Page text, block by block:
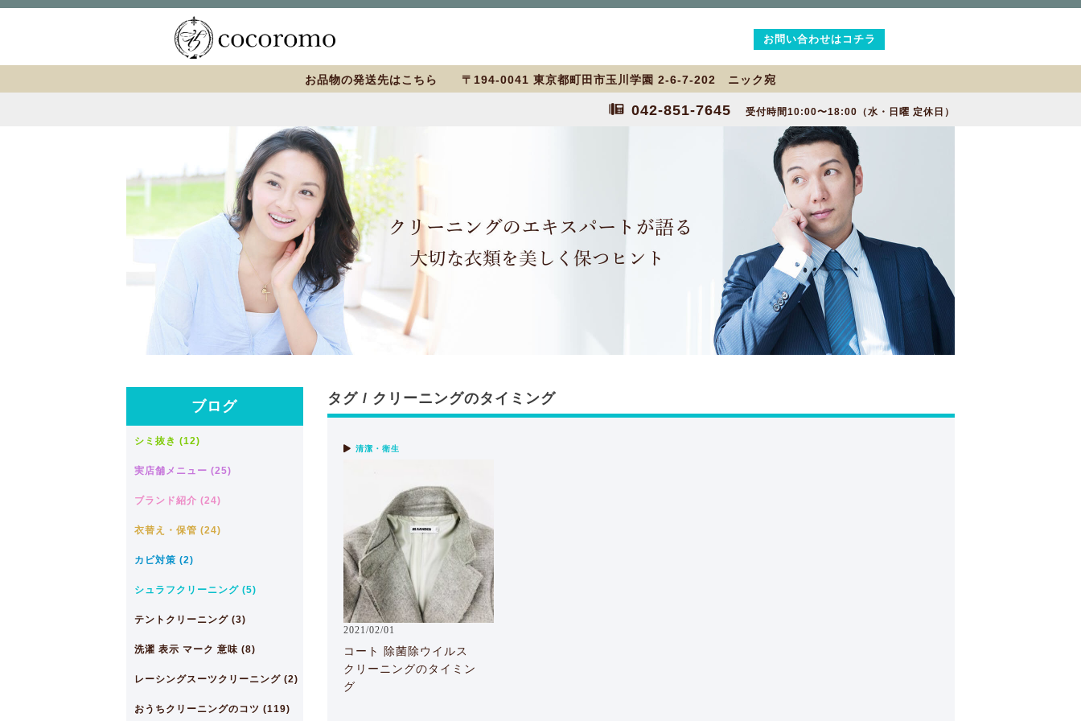
お問い合わせはコチラ
お品物の発送先はこちら 〒194-0041 東京都町田市玉川学園 2-6-7-202 ニック宛
042-851-7645 受付時間10:00〜18:00（水・日曜 定休日）
タグ / クリーニングのタイミング
清潔・衛生
2021/02/01
コート 除菌除ウイルス
クリーニングのタイミン
グ
ブログ
シミ抜き (12)
実店舗メニュー (25)
ブランド紹介 (24)
衣替え・保管 (24)
カビ対策 (2)
シュラフクリーニング (5)
テントクリーニング (3)
洗濯 表示 マーク 意味 (8)
レーシングスーツクリーニング (2)
おうちクリーニングのコツ (119)